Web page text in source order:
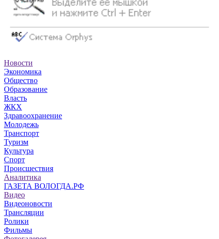
Новости
Экономика
Общество
Образование
Власть
ЖКХ
Здравоохранение
Молодежь
Транспорт
Туризм
Культура
Спорт
Происшествия
Аналитика
ГАЗЕТА ВОЛОГДА.РФ
Видео
Видеоновости
Трансляции
Ролики
Фильмы